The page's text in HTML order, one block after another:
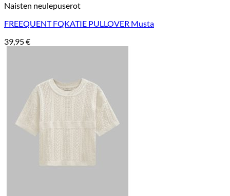
Naisten neulepuserot
FREEQUENT FQKATIE PULLOVER Musta
39,95€